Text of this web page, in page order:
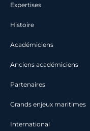
Expertises
Histoire
Académiciens
Anciens académiciens
Partenaires
Grands enjeux maritimes
International